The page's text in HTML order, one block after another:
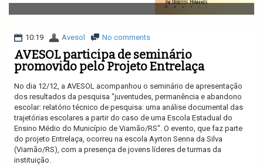
v
i
a
o
10:19 Avesol No comments
AVESOL participa de seminário
promovido pelo Projeto Entrelaça
No dia 12/12, a AVESOL acompanhou o seminário de apresentação
dos resultados da pesquisa "juventudes, permanência e abandono
escolar: relatório técnico de pesquisa: uma análise documental das
trajetórias escolares a partir do caso de uma Escola Estadual do
Ensino Médio do Município de Viamão/RS". O evento, que faz parte
do projeto Entrelaça, ocorreu na escola Ayrton Senna da Silva
(Viamão/RS), com a presença de jovens líderes de turmas da
instituição.